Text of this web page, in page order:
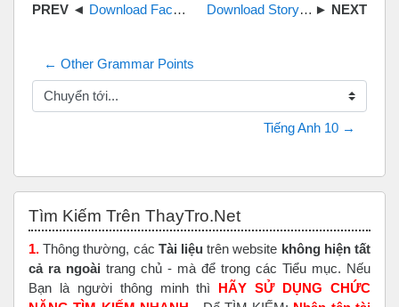
Download Face2Face second edition Starter student book workbook audio Download Storyfun for Starters Book Audio CD
← Other Grammar Points
Chuyển tới...
Tiếng Anh 10 →
Tìm Kiếm Trên ThayTro.Net
1. Thông thường, các Tài liệu trên website không hiện tất
cả ra ngoài trang chủ - mà để trong các Tiểu mục. Nếu
Bạn là người thông minh thì HÃY SỬ DỤNG CHỨC